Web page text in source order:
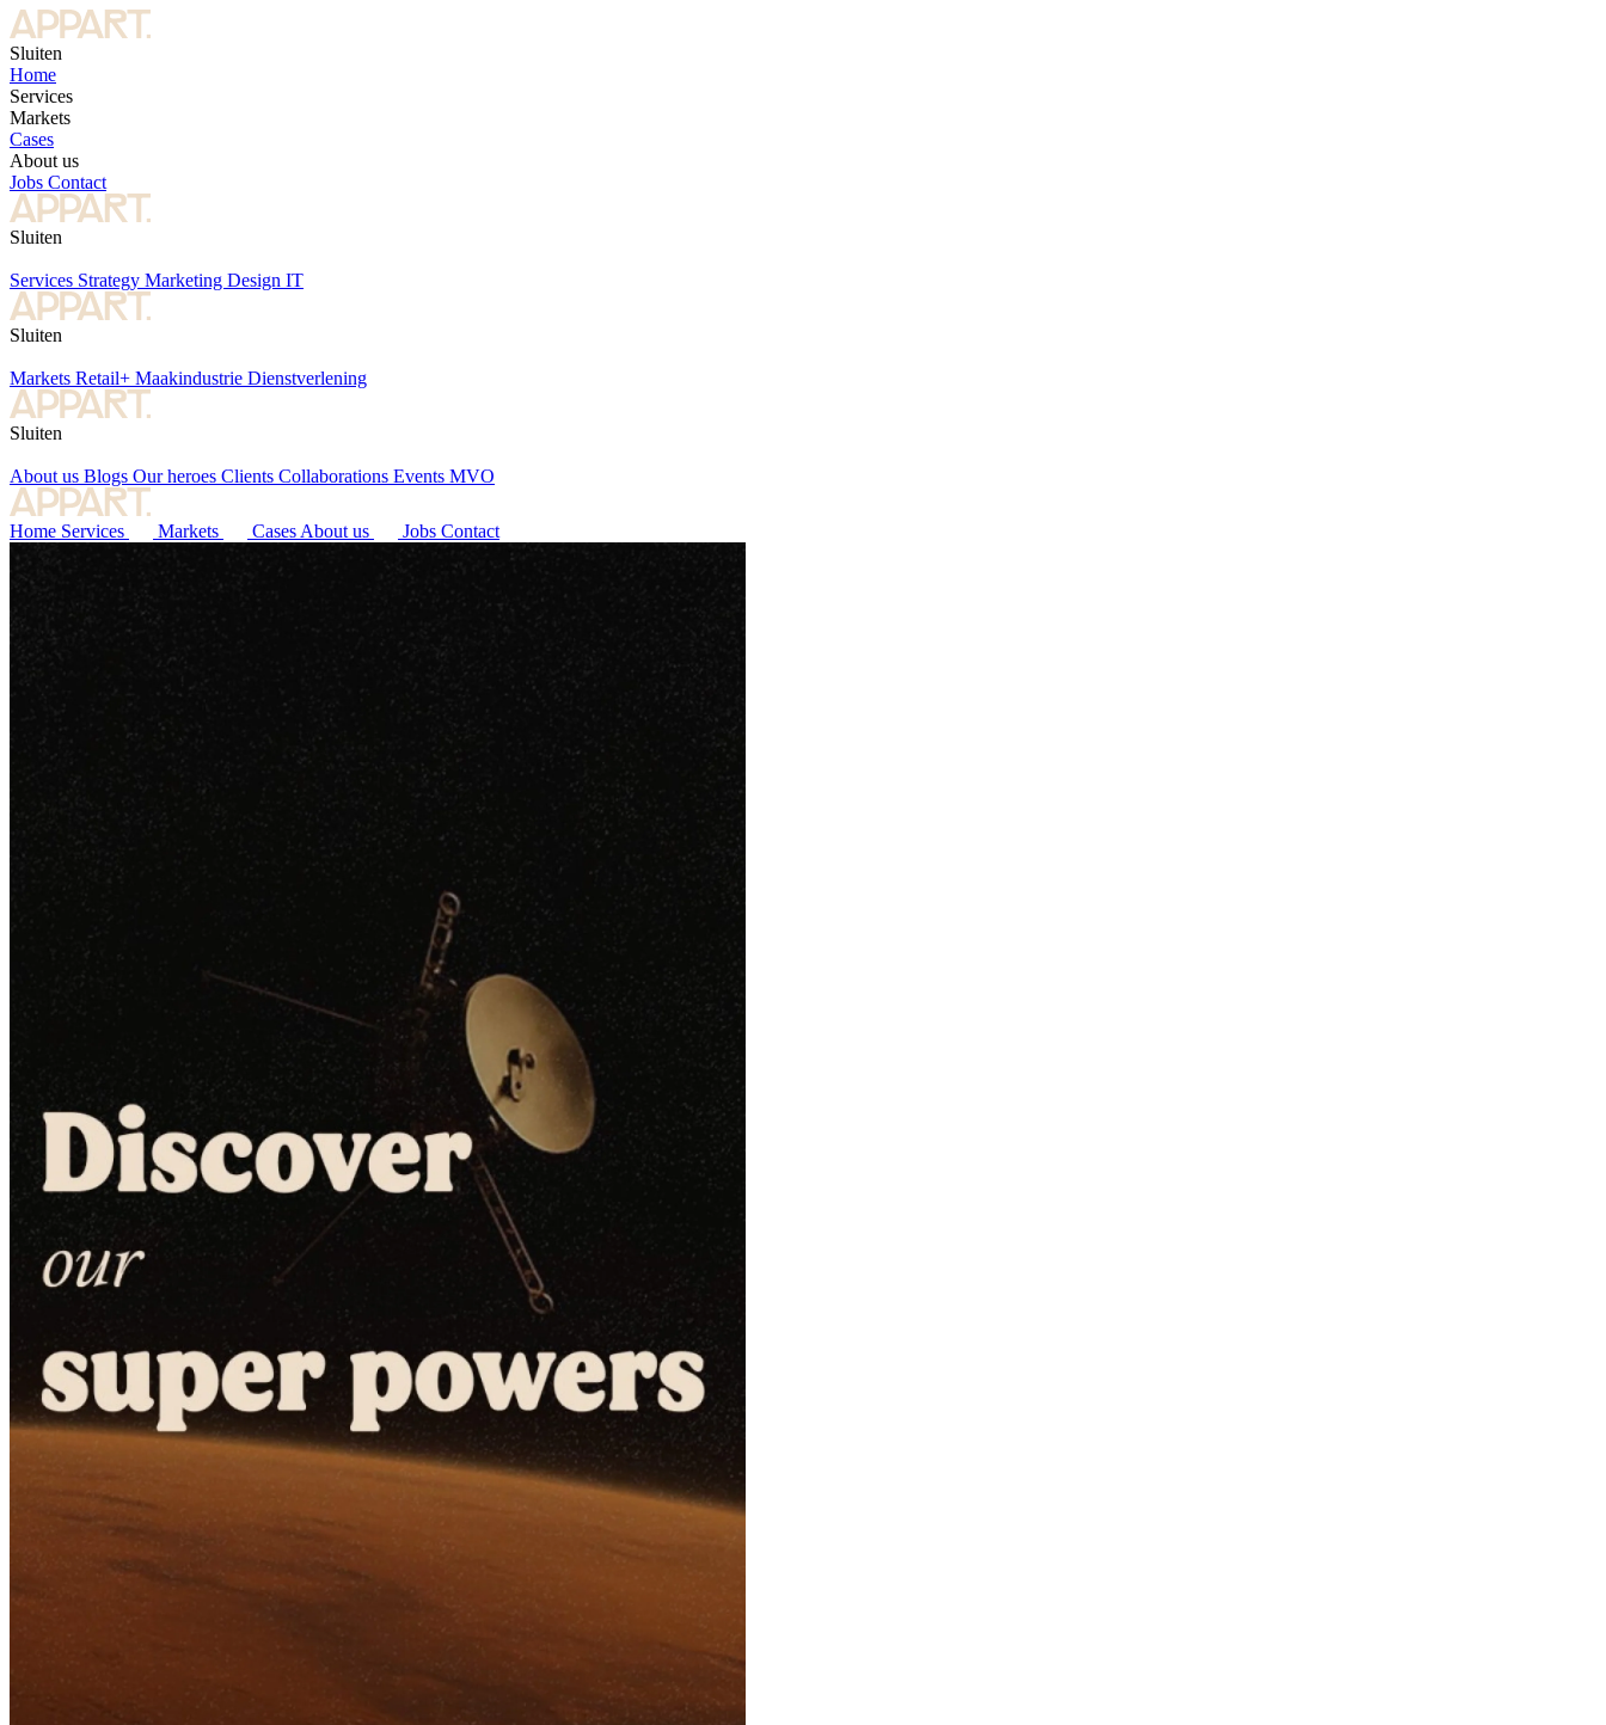
Sluiten
Home
Services
Markets
Cases
About us
Jobs Contact
Sluiten
Services Strategy Marketing Design IT
Sluiten
Markets Retail+ Maakindustrie Dienstverlening
Sluiten
About us Blogs Our heroes Clients Collaborations Events MVO
Home Services Markets Cases About us Jobs Contact